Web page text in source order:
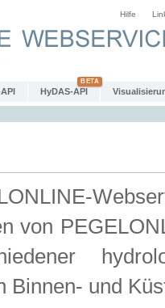
Hilfe
HyDAS-API
von
Binnen- und